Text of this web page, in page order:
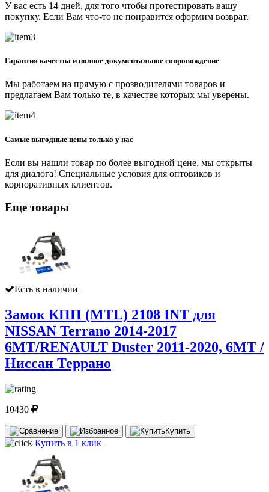
У вас есть 14 дней, для того чтобы протестировать вашу
покупку. Если Вам что-то не понравится оформим возврат.
Гарантия качества и полное документальное сопровождение
Мы работаем на прямую с прозводителями товаров и
предлагаем Вам только те, в качестве которых мы уверены.
Самые выгодные цены только у нас
Если вы нашли товар по более выгодной цене, мы открыты
для диалога! Специальные условия для оптовиков и
корпоративных клиентов.
Еще товары
Есть в наличии
Замок КПП (MTL) 2108 INT для
NISSAN Terrano 2014-2017
6MT/RENAULT Duster 2011-2020, 6MT /
Ниссан Террано
10430
Купить
Купить в 1 клик